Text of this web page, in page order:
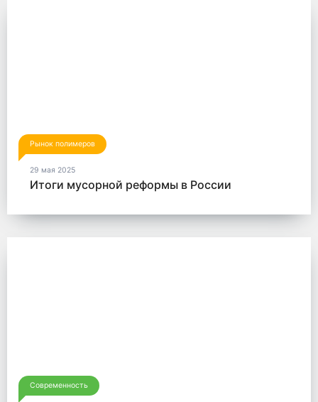
Рынок полимеров
29 мая 2025
Итоги мусорной реформы в России
Современность